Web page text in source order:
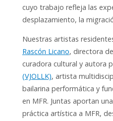
cuyo trabajo refleja las
desplazamiento, la
Nuestras artistas
Rascón Licano, directora
curadora cultural y autora
(VJOLLK), artista
bailarina performática y
en MFR. Juntas aportan
práctica artística a MFR,